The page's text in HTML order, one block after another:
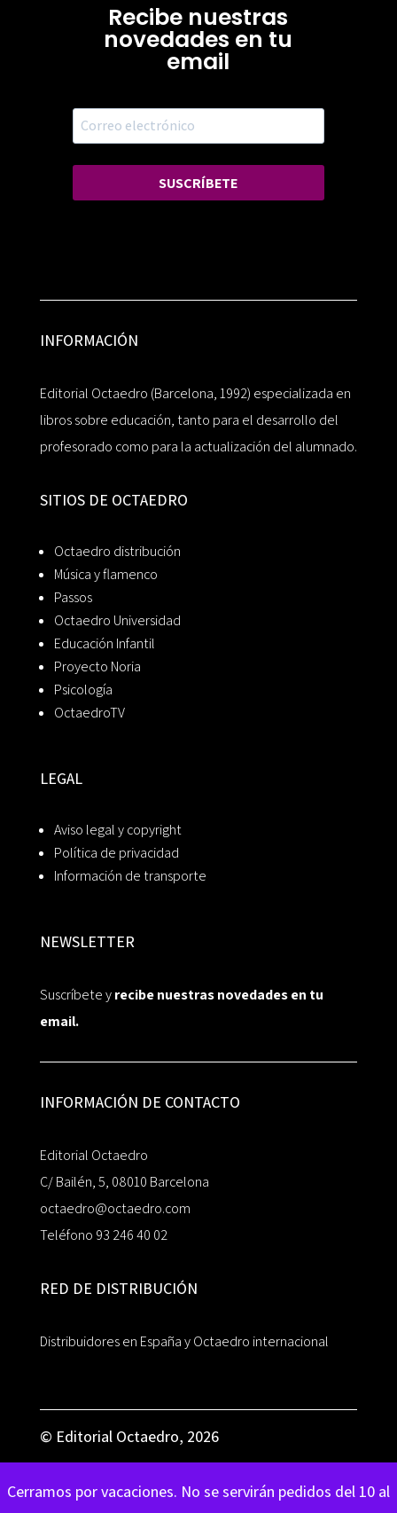
Cerramos por vacaciones. No se servirán pedidos del 10 al
Recibe nuestras
novedades en tu
email
SUSCRÍBETE
INFORMACIÓN
Editorial Octaedro (Barcelona, 1992) especializada en
libros sobre educación, tanto para el desarrollo del
profesorado como para la actualización del alumnado.
SITIOS DE OCTAEDRO
Octaedro distribución
Música y flamenco
Passos
Octaedro Universidad
Educación Infantil
Proyecto Noria
Psicología
OctaedroTV
LEGAL
Aviso legal y copyright
Política de privacidad
Información de transporte
NEWSLETTER
Suscríbete yrecibe nuestras novedades en tu
email.
INFORMACIÓN DE CONTACTO
Editorial Octaedro
C/ Bailén, 5, 08010 Barcelona
octaedro@octaedro.com
Teléfono 93 246 40 02
RED DE DISTRIBUCIÓN
Distribuidores en España y Octaedro internacional
© Editorial Octaedro, 2026